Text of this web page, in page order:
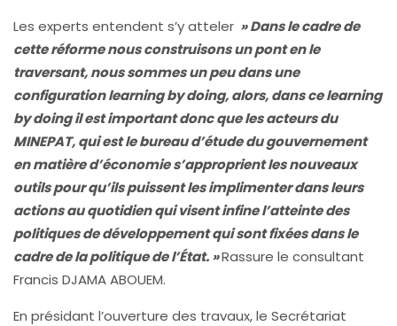
Les experts entendent s’y atteler » Dans le cadre de
cette réforme nous construisons un pont en le
traversant, nous sommes un peu dans une
configuration learning by doing, alors, dans ce learning
by doing il est important donc que les acteurs du
MINEPAT, qui est le bureau d’étude du gouvernement
en matière d’économie s’approprient les nouveaux
outils pour qu’ils puissent les implimenter dans leurs
actions au quotidien qui visent infine l’atteinte des
politiques de développement qui sont fixées dans le
cadre de la politique de l’État. »Rassure le consultant
Francis DJAMA ABOUEM.
En présidant l’ouverture des travaux, le Secrétariat